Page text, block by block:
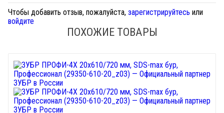
Чтобы добавить отзыв, пожалуйста, зарегистрируйтесь или
войдите
ПОХОЖИЕ ТОВАРЫ